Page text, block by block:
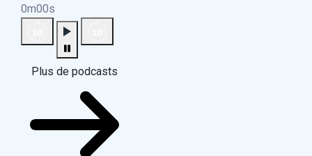
0m00s
Plus de podcasts